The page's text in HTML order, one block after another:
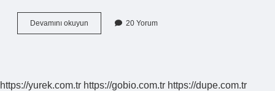
Devamını okuyun Arşivlemek
ne
20 Yorum
https://yurek.com.tr https://gobio.com.tr https://dupe.com.tr